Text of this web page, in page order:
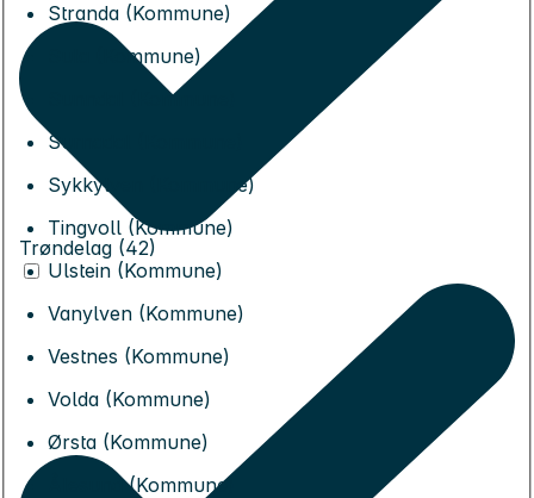
Stranda (Kommune)
Sula (Kommune)
Sunndal (Kommune)
Surnadal (Kommune)
Sykkylven (Kommune)
Tingvoll (Kommune)
Ulstein (Kommune)
Vanylven (Kommune)
Vestnes (Kommune)
Volda (Kommune)
Ørsta (Kommune)
Ålesund (Kommune)
Trøndelag (42)